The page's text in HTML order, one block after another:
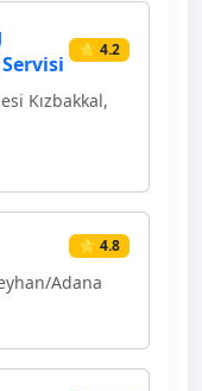
⭐ 4.2
Kızbakkal,
⭐ 4.8
Adana